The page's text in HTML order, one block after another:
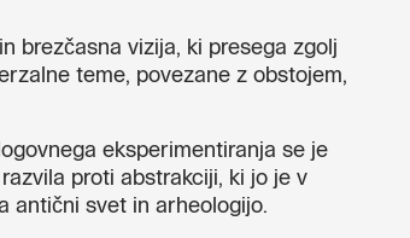
brezčasna vizija, ki presega zgolj
teme, povezane z obstojem,
eksperimentiranja se je
proti abstrakciji, ki jo je v
antični svet in arheologijo.